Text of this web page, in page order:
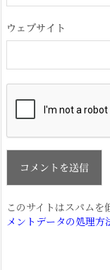
ウェブサイト
このサイトはスパム
メントデータの処理方